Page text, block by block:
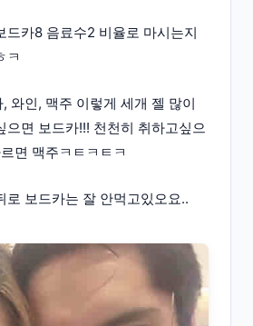
드카8 음료수2 비율로 마시는지
ㅋ
와인, 맥주 이렇게 세개 젤 많이
으면 보드카!!! 천천히 취하고싶으
면 맥주ㅋㅌㅋㅌㅋ
로 보드카는 잘 안먹고있오요..